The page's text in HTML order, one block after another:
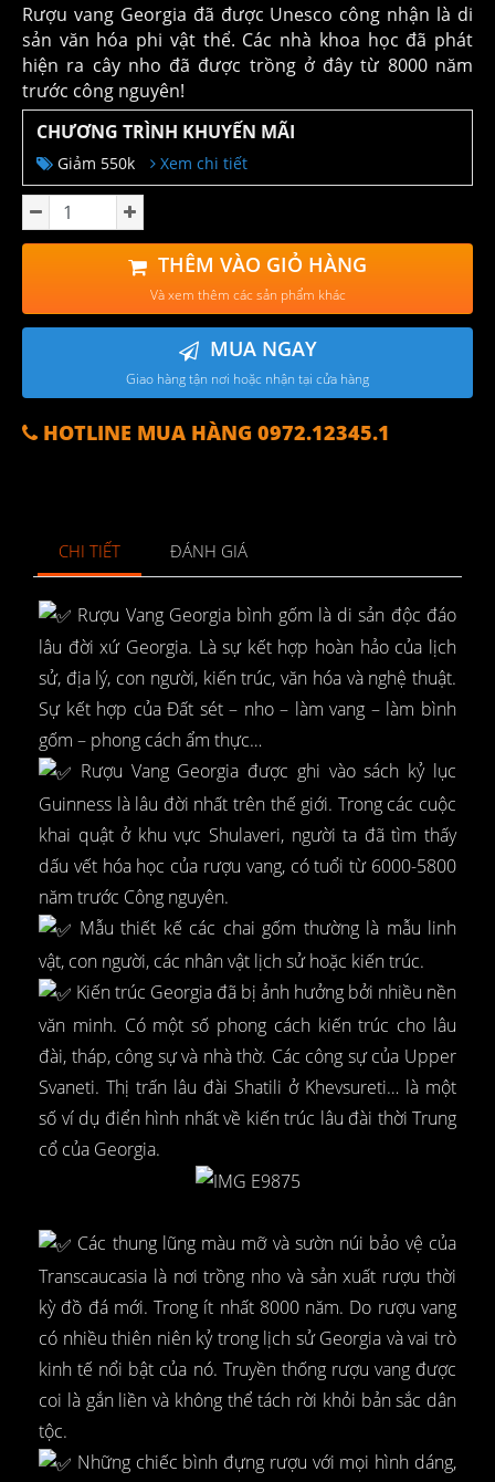
Rượu vang Georgia đã được Unesco công nhận là di
sản văn hóa phi vật thể. Các nhà khoa học đã phát
hiện ra cây nho đã được trồng ở đây từ 8000 năm
trước công nguyên!
CHƯƠNG TRÌNH KHUYẾN MÃI
Giảm 550k Xem chi tiết
THÊM VÀO GIỎ HÀNG
Và xem thêm các sản phẩm khác
MUA NGAY
Giao hàng tận nơi hoặc nhận tại cửa hàng
HOTLINE MUA HÀNG 0972.12345.1
CHI TIẾT ĐÁNH GIÁ
Rượu Vang Georgia bình gốm là di sản độc đáo
lâu đời xứ Georgia. Là sự kết hợp hoàn hảo của lịch
sử, địa lý, con người, kiến trúc, văn hóa và nghệ thuật.
Sự kết hợp của Đất sét – nho – làm vang – làm bình
gốm – phong cách ẩm thực…
Rượu Vang Georgia được ghi vào sách kỷ lục
Guinness là lâu đời nhất trên thế giới. Trong các cuộc
khai quật ở khu vực Shulaveri, người ta đã tìm thấy
dấu vết hóa học của rượu vang, có tuổi từ 6000-5800
năm trước Công nguyên.
Mẫu thiết kế các chai gốm thường là mẫu linh
vật, con người, các nhân vật lịch sử hoặc kiến trúc.
Kiến trúc Georgia đã bị ảnh hưởng bởi nhiều nền
văn minh. Có một số phong cách kiến trúc cho lâu
đài, tháp, công sự và nhà thờ. Các công sự của Upper
Svaneti. Thị trấn lâu đài Shatili ở Khevsureti… là một
số ví dụ điển hình nhất về kiến trúc lâu đài thời Trung
cổ của Georgia.
Các thung lũng màu mỡ và sườn núi bảo vệ của
Transcaucasia là nơi trồng nho và sản xuất rượu thời
kỳ đồ đá mới. Trong ít nhất 8000 năm. Do rượu vang
có nhiều thiên niên kỷ trong lịch sử Georgia và vai trò
kinh tế nổi bật của nó. Truyền thống rượu vang được
coi là gắn liền và không thể tách rời khỏi bản sắc dân
tộc.
Những chiếc bình đựng rượu với mọi hình dáng,